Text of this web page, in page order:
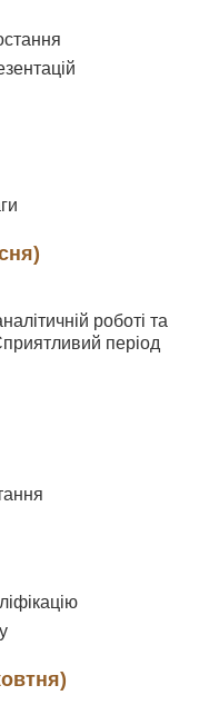
роботі та
період